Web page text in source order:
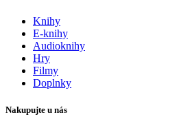
Knihy
E-knihy
Audioknihy
Hry
Filmy
Doplnky
Nakupujte u nás